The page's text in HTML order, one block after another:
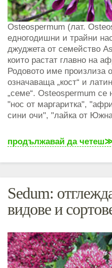
Osteospermum (лат.
едногодишни и трайни
джуджета от семейство
които растат главно на
Родовото име произлиза
означаваща „кост“ и
„семе“. Osteospermum се
"нос от маргаритка",
сини очи", "лайка от
продължавай да четеш
Sedum:
видове и